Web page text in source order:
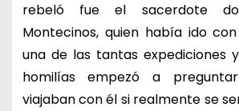
rebeló fue el sacerdote
Montecinos, quien había ido
una de las tantas expediciones
homilías empezó a
viajaban con él si realmente se